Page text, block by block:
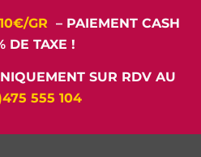
GR – PAIEMENT CASH
DE TAXE !
SUR RDV AU
555 104